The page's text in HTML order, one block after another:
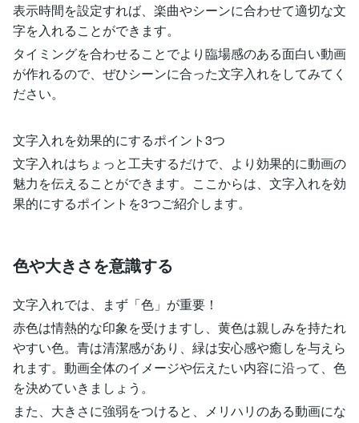
表示時間を設定すれば、楽曲やシーンに合わせて適切な文
字を入れることができます。
タイミングを合わせることでより臨場感のある面白い動画
が作れるので、ぜひシーンに合った文字入れをしてみてく
ださい。
文字入れを効果的にするポイント3つ
文字入れはちょっと工夫するだけで、より効果的に動画の
魅力を伝えることができます。ここからは、文字入れを効
果的にするポイントを3つご紹介します。
色や大きさを意識する
文字入れでは、まず「色」が重要！
赤色は情熱的な印象を受けますし、黄色は親しみを持たれ
やすい色。青は清潔感があり、緑は安心感や癒しを与えら
れます。動画全体のイメージや伝えたい内容に沿って、色
を決めていきましょう。
また、大きさに強弱をつけると、メリハリのある動画にな